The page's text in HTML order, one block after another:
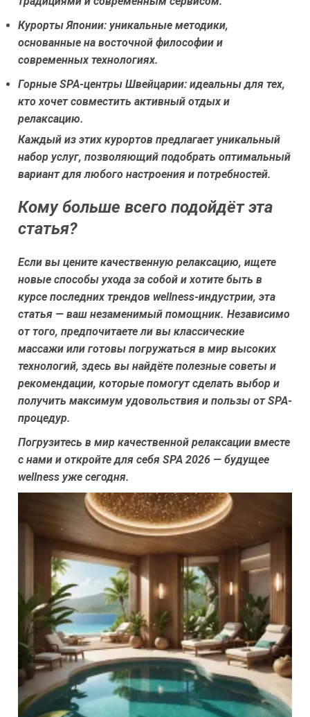
Курорты Японии: уникальные методики,
основанные на восточной философии и
современных технологиях.
Горные SPA-центры Швейцарии: идеальны для тех,
кто хочет совместить активный отдых и
релаксацию.
Каждый из этих курортов предлагает уникальный
набор услуг, позволяющий подобрать оптимальный
вариант для любого настроения и потребностей.
Кому больше всего подойдёт эта
статья?
Если вы цените качественную релаксацию, ищете
новые способы ухода за собой и хотите быть в
курсе последних трендов wellness-индустрии, эта
статья — ваш незаменимый помощник. Независимо
от того, предпочитаете ли вы классические
массажи или готовы погружаться в мир высоких
технологий, здесь вы найдёте полезные советы и
рекомендации, которые помогут сделать выбор и
получить максимум удовольствия и пользы от SPA-
процедур.
Погрузитесь в мир качественной релаксации вместе
с нами и откройте для себя SPA 2026 — будущее
wellness уже сегодня.